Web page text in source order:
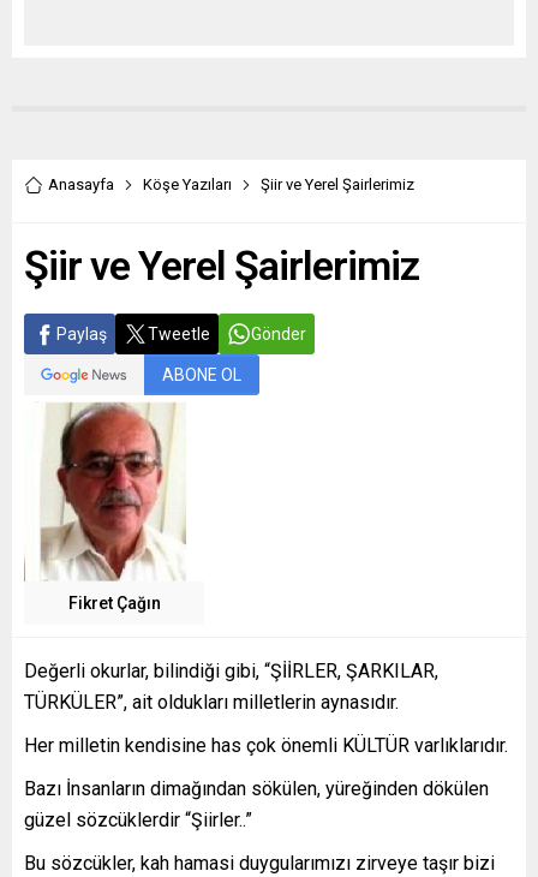
Anasayfa Köşe Yazıları Şiir ve Yerel Şairlerimiz
Şiir ve Yerel Şairlerimiz
Paylaş Tweetle Gönder
ABONE OL
Fikret Çağın
Değerli okurlar, bilindiği gibi, “ŞİİRLER, ŞARKILAR,
TÜRKÜLER”, ait oldukları milletlerin aynasıdır.
Her milletin kendisine has çok önemli KÜLTÜR varlıklarıdır.
Bazı İnsanların dimağından sökülen, yüreğinden dökülen
güzel sözcüklerdir “Şiirler..”
Bu sözcükler, kah hamasi duygularımızı zirveye taşır bizi